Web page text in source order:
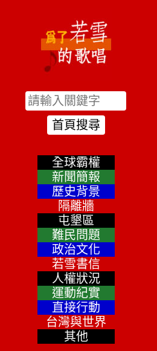
全球霸權
新聞簡報
歷史背景
隔離牆
屯墾區
難民問題
政治文化
若雪書信
人權狀況
運動紀實
直接行動
台灣與世界
其他